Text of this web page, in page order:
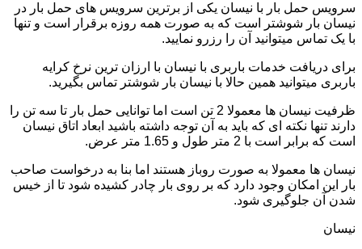
سرویس حمل بار با نیسان یکی از برترین سرویس های حمل بار در
نیسان بار شوشتر است که به صورت همه روزه برقرار است و تنها
با یک تماس میتوانید آن را رزرو نمایید.
برای دریافت خدمات باربری با نیسان با ارزان ترین نرخ کرایه
باربری میتوانید همین حالا با نیسان بار شوشتر تماس بگیرید.
ظرفیت نیسان ها معمولا 2 تن است اما توانایی حمل بار تا سه تن را
دارند تنها نکته ای که باید به آن توجه داشته باشید ابعاد اتاق نیسان
است که برابر است با 2 متر طول و 1.65 متر عرض.
نیسان ها معمولا به صورت روباز هستند اما بنا به درخواست صاحب
بار این امکان وجود دارد که بر روی بار چادر کشیده شود تا از خیس
شدن آن جلوگیری شود.
نیسان